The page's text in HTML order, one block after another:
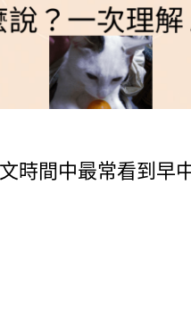
時間中最常看到早